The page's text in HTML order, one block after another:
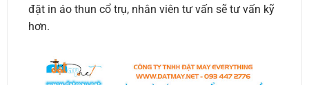
đặt in áo thun cổ trụ, nhân viên tư vấn sẽ tư vấn kỹ
hơn.